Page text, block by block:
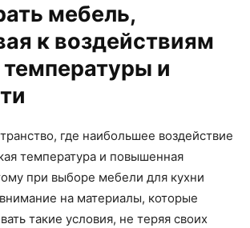
мебель,
к воздействиям
и
где наибольшее воздействие
температура и повышенная
при выборе мебели для кухни
на материалы, которые
такие условия, не теряя своих